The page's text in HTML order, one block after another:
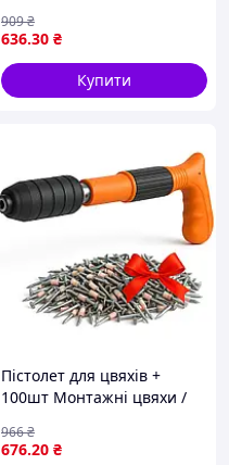
Ручний цвяхозабивний
пістолет / Нейлер-пістолет
для цвяхів
636.30 ₴
909₴
Купити
Пістолет для цвяхів +
100шт Монтажні цвяхи /
Пневматичний пістолет
676.20 ₴
966₴